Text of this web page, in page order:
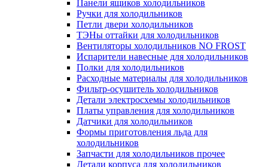
Панели ящиков холодильников
Ручки для холодильников
Петли двери холодильников
ТЭНы оттайки для холодильников
Вентиляторы холодильников NO FROST
Испарители навесные для холодильников
Полки для холодильников
Расходные материалы для холодильников
Фильтр-осушитель холодильников
Детали электросхемы холодильников
Платы управления для холодильников
Датчики для холодильников
Формы приготовления льда для
холодильников
Запчасти для холодильников прочее
Детали корпуса для холодильников